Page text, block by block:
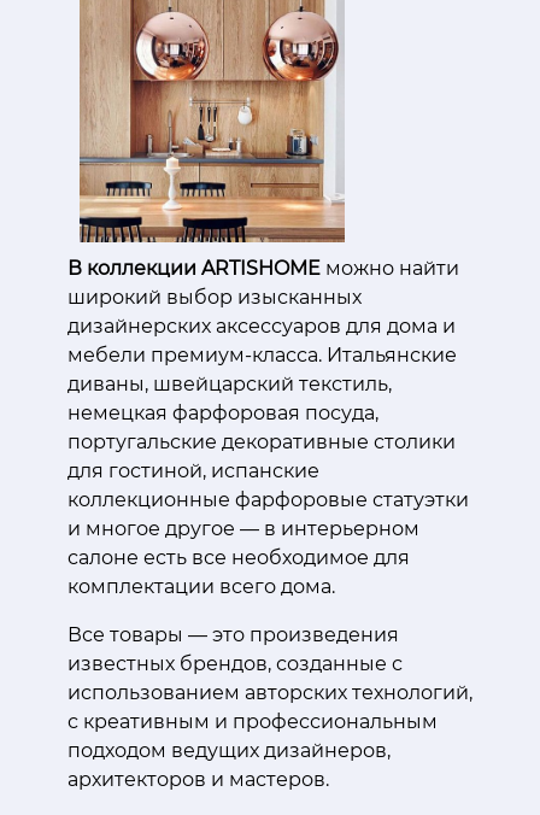
В коллекции ARTISHOME можно найти
широкий выбор изысканных
дизайнерских аксессуаров для дома и
мебели премиум-класса. Итальянские
диваны, швейцарский текстиль,
немецкая фарфоровая посуда,
португальские декоративные столики
для гостиной, испанские
коллекционные фарфоровые статуэтки
и многое другое — в интерьерном
салоне есть все необходимое для
комплектации всего дома.
Все товары — это произведения
известных брендов, созданные с
использованием авторских технологий,
с креативным и профессиональным
подходом ведущих дизайнеров,
архитекторов и мастеров.